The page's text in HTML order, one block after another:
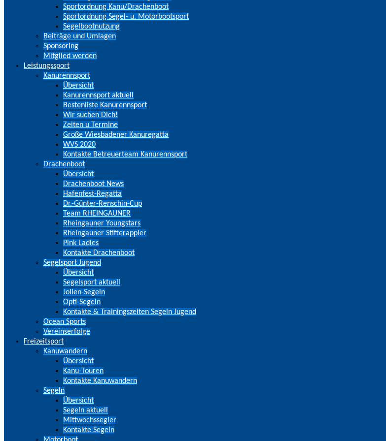
Sportordnung Kanu/Drachenboot
Sportordnung Segel- u. Motorbootsport
Segelbootnutzung
Beiträge und Umlagen
Sponsoring
Mitglied werden
Leistungssport
Kanurennsport
Übersicht
Kanurennsport aktuell
Bestenliste Kanurennsport
Wir suchen Dich!
Zeiten u Termine
Große Wiesbadener Kanuregatta
WVS 2020
Kontakte Betreuerteam Kanurennsport
Drachenboot
Übersicht
Drachenboot News
Hafenfest-Regatta
Dr.-Günter-Renschin-Cup
Team RHEINGAUNER
Rheingauner Youngstars
Rheingauner Stifterappler
Pink Ladies
Kontakte Drachenboot
Segelsport Jugend
Übersicht
Segelsport aktuell
Jollen-Segeln
Opti-Segeln
Kontakte & Trainingszeiten Segeln Jugend
Ocean Sports
Vereinserfolge
Freizeitsport
Kanuwandern
Übersicht
Kanu-Touren
Kontakte Kanuwandern
Segeln
Übersicht
Segeln aktuell
Mittwochssegler
Kontakte Segeln